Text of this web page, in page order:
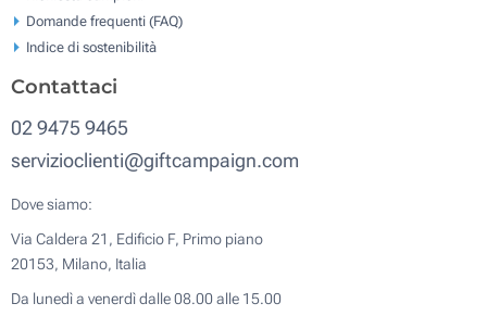
Domande frequenti (FAQ)
Indice di sostenibilità
Contattaci
02 9475 9465
servizioclienti@giftcampaign.com
Dove siamo:
Via Caldera 21, Edificio F, Primo piano
20153, Milano, Italia
Da lunedì a venerdì dalle 08.00 alle 15.00